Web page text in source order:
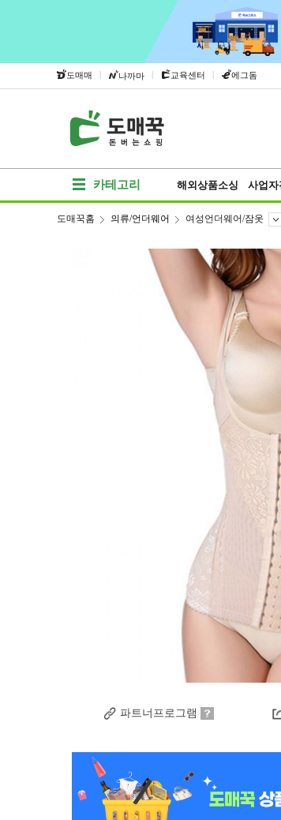
도매매 | 나까마 | 교육센터 | 에그돔
카테고리 해외상품소싱 사업자
도매꾹홈 의류/언더웨어 여성언더웨어/잠옷
파트너프로그램